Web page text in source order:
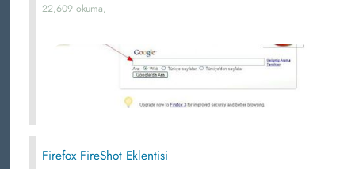
22,609 okuma,
Firefox FireShot Eklentisi